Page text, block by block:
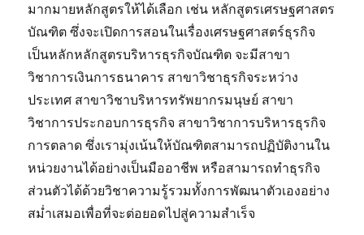
มากมายหลักสูตรให้ได้เลือก เช่น หลักสูตรเศรษฐศาสตร
บัณฑิต ซึ่งจะเปิดการสอนในเรื่องเศรษฐศาสตร์ธุรกิจ
เป็นหลักหลักสูตรบริหารธุรกิจบัณฑิต จะมีสาขา
วิชาการเงินการธนาคาร สาขาวิชาธุรกิจระหว่าง
ประเทศ สาขาวิชาบริหารทรัพยากรมนุษย์ สาขา
วิชาการประกอบการธุรกิจ สาขาวิชาการบริหารธุรกิจ
การตลาด ซึ่งเรามุ่งเน้นให้บัณฑิตสามารถปฏิบัติงานใน
หน่วยงานได้อย่างเป็นมืออาชีพ หรือสามารถทำธุรกิจ
ส่วนตัวได้ด้วยวิชาความรู้รวมทั้งการพัฒนาตัวเองอย่าง
สม่ำเสมอเพื่อที่จะต่อยอดไปสู่ความสำเร็จ